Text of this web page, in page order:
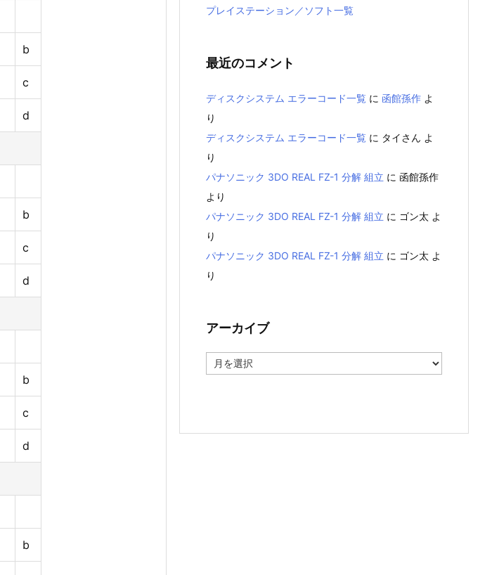
b
c
d
b
c
d
b
c
d
b
プレイステーション／ソフト一覧
最近のコメント
ディスクシステム エラーコード一覧 に 函館孫作 よ
り
ディスクシステム エラーコード一覧 に タイさん よ
り
パナソニック 3DO REAL FZ-1 分解 組立 に 函館孫作
より
パナソニック 3DO REAL FZ-1 分解 組立 に ゴン太 よ
り
パナソニック 3DO REAL FZ-1 分解 組立 に ゴン太 よ
り
アーカイブ
ー